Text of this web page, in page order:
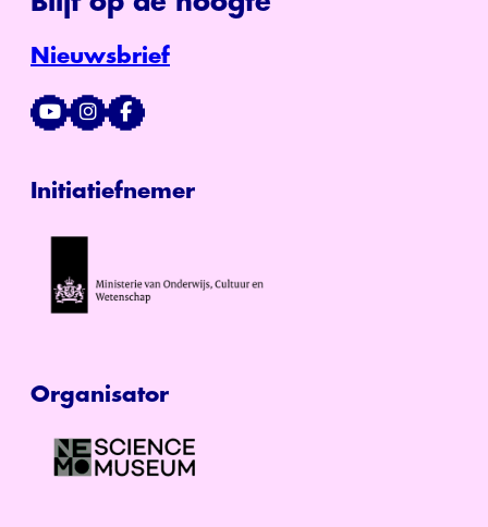
Nieuwsbrief
Initiatiefnemer
Organisator